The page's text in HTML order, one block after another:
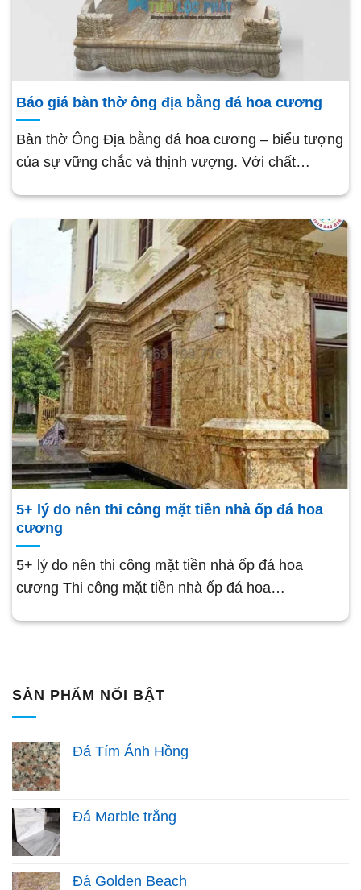
Báo giá bàn thờ ông địa bằng đá hoa cương
Bàn thờ Ông Địa bằng đá hoa cương – biểu tượng
của sự vững chắc và thịnh vượng. Với chất…
5+ lý do nên thi công mặt tiền nhà ốp đá hoa
cương
5+ lý do nên thi công mặt tiền nhà ốp đá hoa
cương Thi công mặt tiền nhà ốp đá hoa…
SẢN PHẨM NỔI BẬT
Đá Tím Ánh Hồng
Đá Marble trắng
Đá Golden Beach